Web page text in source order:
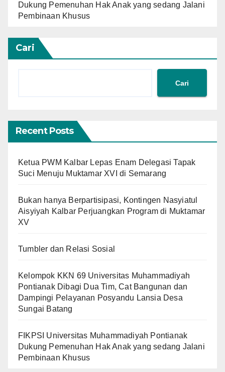
Dukung Pemenuhan Hak Anak yang sedang Jalani
Pembinaan Khusus
Cari
Cari
Recent Posts
Ketua PWM Kalbar Lepas Enam Delegasi Tapak
Suci Menuju Muktamar XVI di Semarang
Bukan hanya Berpartisipasi, Kontingen Nasyiatul
Aisyiyah Kalbar Perjuangkan Program di Muktamar
XV
Tumbler dan Relasi Sosial
Kelompok KKN 69 Universitas Muhammadiyah
Pontianak Dibagi Dua Tim, Cat Bangunan dan
Dampingi Pelayanan Posyandu Lansia Desa
Sungai Batang
FIKPSI Universitas Muhammadiyah Pontianak
Dukung Pemenuhan Hak Anak yang sedang Jalani
Pembinaan Khusus